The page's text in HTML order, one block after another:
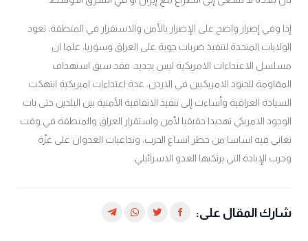
إذا وفي إصرار واضح على الإضرار بالأمن والاستقرار في المنطقة، تعود
الولايات المتحدة لتنفيذ ضربات جوية على العراق وسوريا، علما ان
مسلسل الاعتداءات الامريكية ليس بجديد، فقد سبق استهداف
المقاومة للجنود الامريكيين في الاردن، عدة اعتداءات اميريكية انتهكت
السيادة العراقية وأساءت إلى تنفيذ الاتفاقية الأمنية بين البلدين حتى بات
الوجود الامريكي تهديدا حقيقيا لأمن واستقرار العراق والمنطقة في وقت
تعاني فيه اساسا من خطر اتساع الحرب، وتداعيات العدوان على غزّة
وحرب الإبادة التي يرتكبها العدو الاسرائيلي.
شارك المقال على: